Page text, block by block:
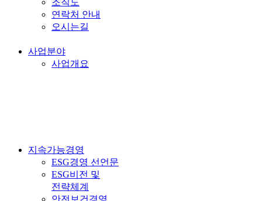
연락처 안내
오시는길
사업분야
사업개요
지속가능경영
ESG경영 선언문
ESG비전 및
전략체계
안전보건경영